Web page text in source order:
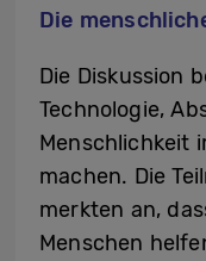
Die
Die Diskussion
Technologie,
Menschlichkeit
machen. Die
merkten an,
Menschen